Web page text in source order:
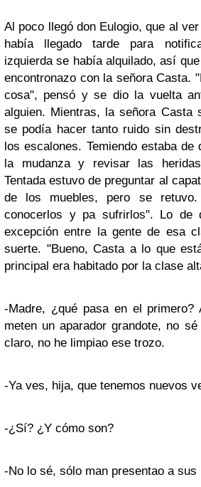
Al poco llegó don Eulogio, que al
había llegado tarde para
izquierda se había alquilado, así
encontronazo con la señora Casta.
cosa", pensó y se dio la vuelta
alguien. Mientras, la señora Casta
se podía hacer tanto ruido sin
los escalones. Temiendo estaba de
la mudanza y revisar las
Tentada estuvo de preguntar al
de los muebles, pero se retuvo.
conocerlos y pa sufrirlos". Lo de
excepción entre la gente de esa
suerte. "Bueno, Casta a lo que
principal era habitado por la clase
-Madre, ¿qué pasa en el primero?
meten un aparador grandote, no
claro, no he limpiao ese trozo.
-Ya ves, hija, que tenemos nuevos
-¿Sí? ¿Y cómo son?
-No lo sé, sólo man presentao a sus